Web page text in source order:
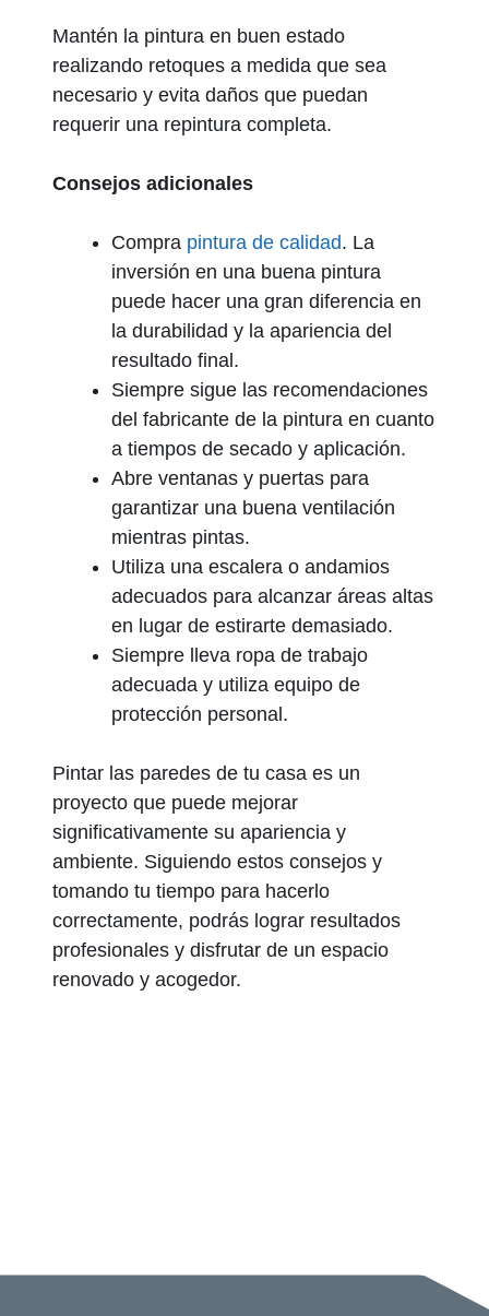
Mantén la pintura en buen estado
realizando retoques a medida que sea
necesario y evita daños que puedan
requerir una repintura completa.
Consejos adicionales
Compra pintura de calidad. La
inversión en una buena pintura
puede hacer una gran diferencia en
la durabilidad y la apariencia del
resultado final.
Siempre sigue las recomendaciones
del fabricante de la pintura en cuanto
a tiempos de secado y aplicación.
Abre ventanas y puertas para
garantizar una buena ventilación
mientras pintas.
Utiliza una escalera o andamios
adecuados para alcanzar áreas altas
en lugar de estirarte demasiado.
Siempre lleva ropa de trabajo
adecuada y utiliza equipo de
protección personal.
Pintar las paredes de tu casa es un
proyecto que puede mejorar
significativamente su apariencia y
ambiente. Siguiendo estos consejos y
tomando tu tiempo para hacerlo
correctamente, podrás lograr resultados
profesionales y disfrutar de un espacio
renovado y acogedor.